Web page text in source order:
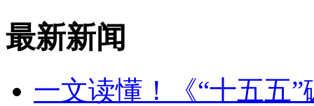
最新新闻
一文读懂！《“十五五